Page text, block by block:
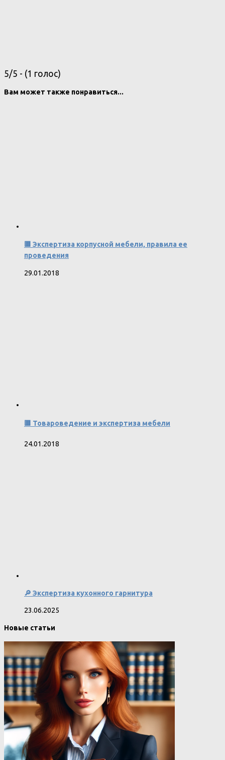
5/5 - (1 голос)
Вам может также понравиться...
🟥 Экспертиза корпусной мебели, правила ее
проведения
29.01.2018
🟥 Товароведение и экспертиза мебели
24.01.2018
🔎 Экспертиза кухонного гарнитура
23.06.2025
Новые статьи